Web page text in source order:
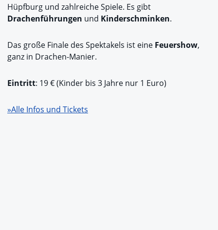
Hüpfburg und zahlreiche Spiele. Es gibt
Drachenführungen und Kinderschminken.
Das große Finale des Spektakels ist eine Feuershow,
ganz in Drachen-Manier.
Eintritt: 19 € (Kinder bis 3 Jahre nur 1 Euro)
»Alle Infos und Tickets